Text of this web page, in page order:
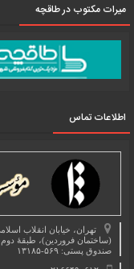
میرات مکتوب در طاقچه
اطلاعات تماس
صندوق پستی: ۵۶۹-۱۳۱۸۵